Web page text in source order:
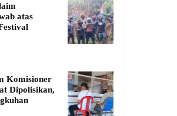
atas
Komisioner
Dipolisikan,